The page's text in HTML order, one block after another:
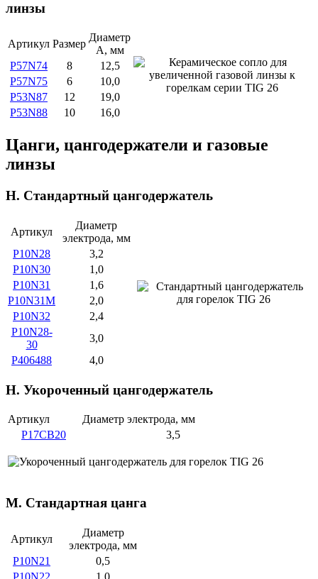
линзы
Артикул Размер
Диаметр
А, мм
P57N74
8
12,5
P57N75
6
10,0
P53N87
12
19,0
P53N88
10 16,0
Цанги, цангодержатели и газовые
линзы
H. Стандартный цангодержатель
Артикул
Диаметр
электрода, мм
P10N28
3,2
P10N30
1,0
P10N31
1,6
P10N31M
2,0
P10N32
2,4
P10N28-
30
3,0
P406488
4,0
H. Укороченный цангодержатель
Артикул
Диаметр электрода, мм
P17CB20
3,5
M. Стандартная цанга
Артикул
Диаметр
электрода, мм
P10N21
0,5
P10N22
1,0